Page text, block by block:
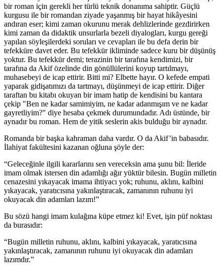
bir roman için gerekli her türlü teknik donanıma sahiptir. Güçlü
kurgusu ile bir romandan ziyade yaşanmış bir hayat hikâyesini
andıran eser; kimi zaman okurunu merak dehlizlerinde gezdirirken
kimi zaman da didaktik unsurlarla bezeli diyalogları, kurgu gereği
yapılan söyleşilerdeki soruları ve cevapları ile bu defa derin bir
tefekküre davet eder. Bu tefekkür ikliminde sadece kuru bir düşünüş
yoktur. Bu tefekkür demi; terazinin bir tarafına kendimizi, bir
tarafına da Akif özelinde din gönüllülerini koyup tartılmayı,
muhasebeyi de icap ettirir. Bitti mi? Elbette hayır. O kefede empati
yaparak gidişatımızı da tartmayı, düşünmeyi de icap ettirir. Diğer
taraftan bu kitabı okuyan bir imam hatip de kendisini bu kantara
çekip "Ben ne kadar samimiyim, ne kadar adanmışım ve ne kadar
gayretliyim?" diye hesaba çekmek durumundadır. Adı üstünde, bir
aynadır bu roman. Hem de yitik seslerin akis bulduğu bir aynadır.
Romanda bir başka kahraman daha vardır. O da Akif’in babasıdır.
İlahiyat fakültesini kazanan oğluna şöyle der:
“Geleceğinle ilgili kararlarını sen vereceksin ama şunu bil: İleride
imam olmak istersen din adamlığı ağır yüktür bilesin. Bugün milletin
cenazesini yıkayacak imama ihtiyacı yok; ruhunu, aklını, kalbini
yıkayacak, yaratıcısına yakınlaştıracak, zamanının ruhunu iyi
okuyacak din adamları lazım!”
Bu sözü hangi imam kulağına küpe etmez ki! Evet, işin püf noktası
da burasıdır:
“Bugün milletin ruhunu, aklını, kalbini yıkayacak, yaratıcısına
yakınlaştıracak, zamanının ruhunu iyi okuyacak din adamları
lazımdır.”